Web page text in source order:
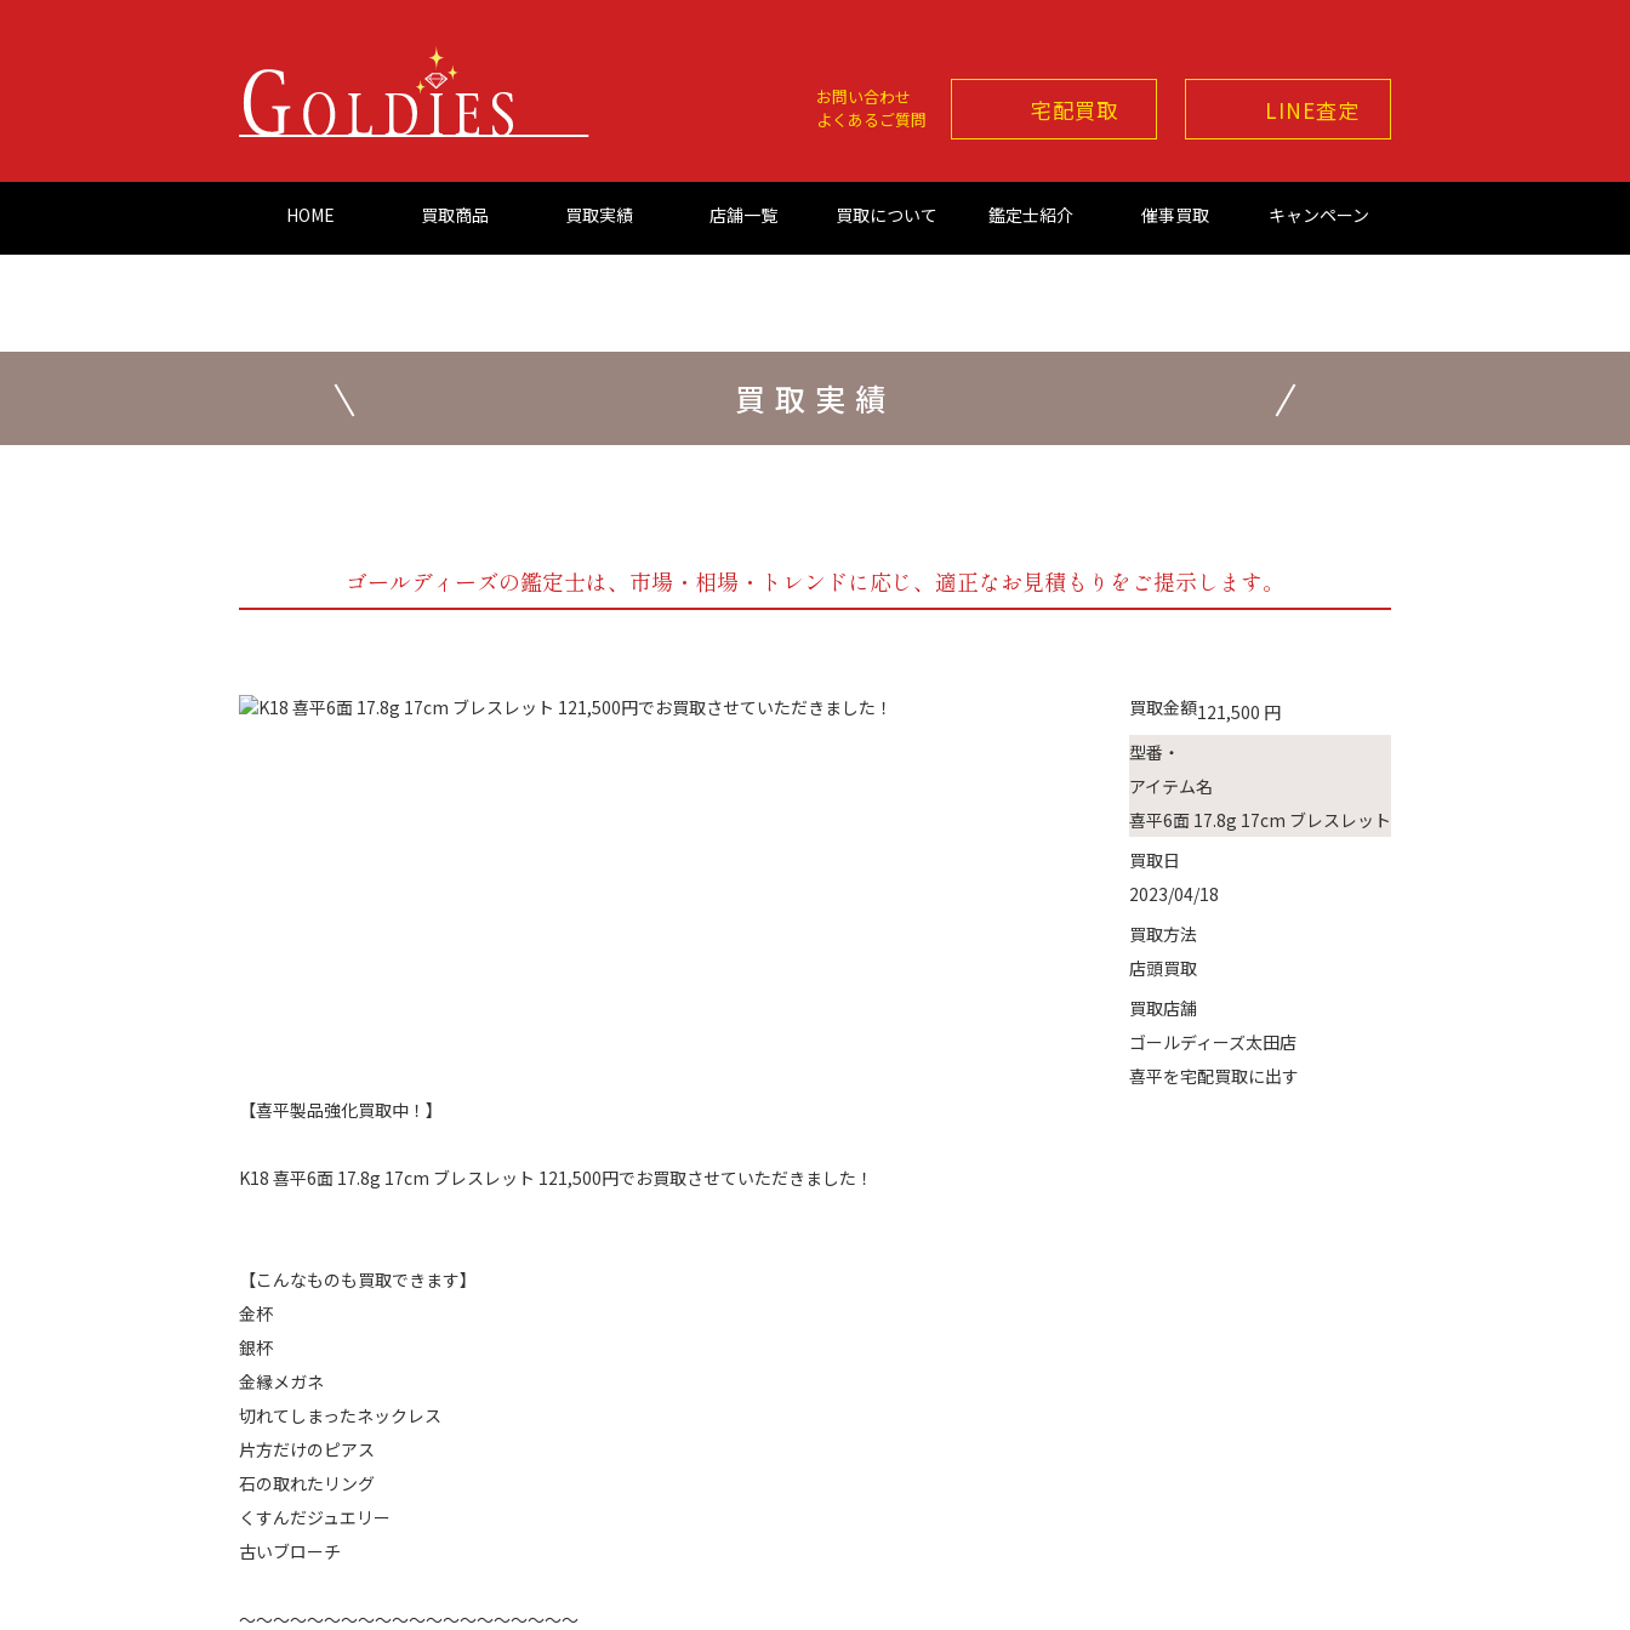
お問い合わせ
よくあるご質問
宅配買取 LINE査定
HOME 買取商品 買取実績 店舗一覧 買取について 鑑定士紹介 催事買取 キャンペーン
買取実績
ゴールディーズの鑑定士は、市場・相場・トレンドに応じ、 適正なお見積もりをご提示します。
買取金額121,500 円
型番・
アイテム名
喜平6面 17.8g 17cm ブレスレット
買取日
2023/04/18
買取方法
店頭買取
買取店舗
ゴールディーズ太田店
喜平を宅配買取に出す
【喜平製品強化買取中！】
K18 喜平6面 17.8g 17cm ブレスレット 121,500円でお買取させていただきました！
【こんなものも買取できます】
金杯
銀杯
金縁メガネ
切れてしまったネックレス
片方だけのピアス
石の取れたリング
くすんだジュエリー
古いブローチ
～～～～～～～～～～～～～～～～～～～～